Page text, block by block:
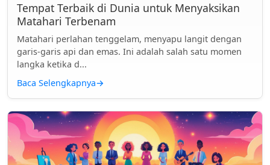
Tempat Terbaik di Dunia untuk Menyaksikan
Matahari Terbenam
Matahari perlahan tenggelam, menyapu langit dengan
garis-garis api dan emas. Ini adalah salah satu momen
langka ketika d...
Baca Selengkapnya→